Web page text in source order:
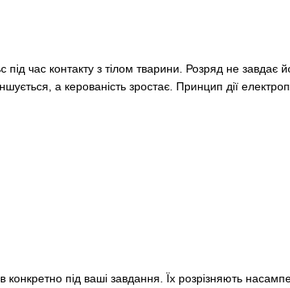
час контакту з тілом тварини. Розряд не завдає
а керованість зростає. Принцип дії
під ваші завдання. Їх розрізняють